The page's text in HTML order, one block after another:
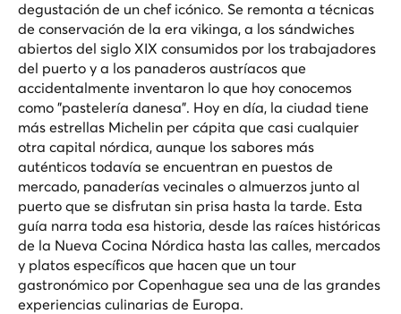
degustación de un chef icónico. Se remonta a técnicas
de conservación de la era vikinga, a los sándwiches
abiertos del siglo XIX consumidos por los trabajadores
del puerto y a los panaderos austríacos que
accidentalmente inventaron lo que hoy conocemos
como "pastelería danesa". Hoy en día, la ciudad tiene
más estrellas Michelin per cápita que casi cualquier
otra capital nórdica, aunque los sabores más
auténticos todavía se encuentran en puestos de
mercado, panaderías vecinales o almuerzos junto al
puerto que se disfrutan sin prisa hasta la tarde. Esta
guía narra toda esa historia, desde las raíces históricas
de la Nueva Cocina Nórdica hasta las calles, mercados
y platos específicos que hacen que un tour
gastronómico por Copenhague sea una de las grandes
experiencias culinarias de Europa.